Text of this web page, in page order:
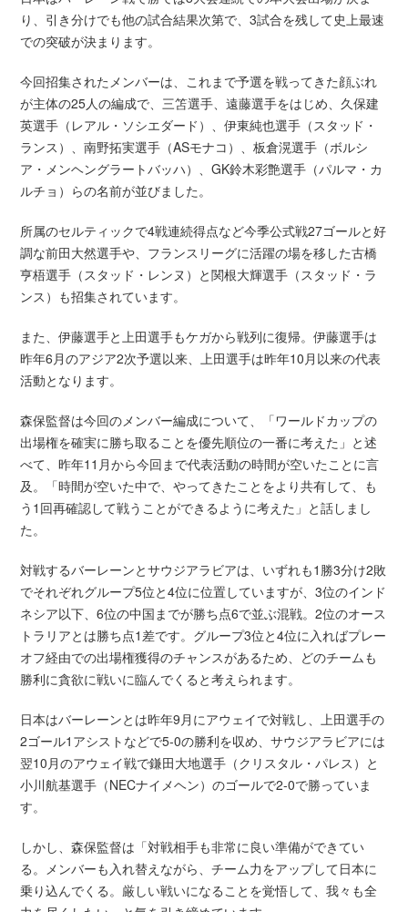
り、引き分けでも他の試合結果次第で、3試合を残して史上最速
での突破が決まります。
今回招集されたメンバーは、これまで予選を戦ってきた顔ぶれ
が主体の25人の編成で、三笘選手、遠藤選手をはじめ、久保建
英選手（レアル・ソシエダード）、伊東純也選手（スタッド・
ランス）、南野拓実選手（ASモナコ）、板倉滉選手（ボルシ
ア・メンヘングラートバッハ）、GK鈴木彩艶選手（パルマ・カ
ルチョ）らの名前が並びました。
所属のセルティックで4戦連続得点など今季公式戦27ゴールと好
調な前田大然選手や、フランスリーグに活躍の場を移した古橋
亨梧選手（スタッド・レンヌ）と関根大輝選手（スタッド・ラ
ンス）も招集されています。
また、伊藤選手と上田選手もケガから戦列に復帰。伊藤選手は
昨年6月のアジア2次予選以来、上田選手は昨年10月以来の代表
活動となります。
森保監督は今回のメンバー編成について、「ワールドカップの
出場権を確実に勝ち取ることを優先順位の一番に考えた」と述
べて、昨年11月から今回まで代表活動の時間が空いたことに言
及。「時間が空いた中で、やってきたことをより共有して、も
う1回再確認して戦うことができるように考えた」と話しまし
た。
対戦するバーレーンとサウジアラビアは、いずれも1勝3分け2敗
でそれぞれグループ5位と4位に位置していますが、3位のインド
ネシア以下、6位の中国までが勝ち点6で並ぶ混戦。2位のオース
トラリアとは勝ち点1差です。グループ3位と4位に入ればプレー
オフ経由での出場権獲得のチャンスがあるため、どのチームも
勝利に貪欲に戦いに臨んでくると考えられます。
日本はバーレーンとは昨年9月にアウェイで対戦し、上田選手の
2ゴール1アシストなどで5-0の勝利を収め、サウジアラビアには
翌10月のアウェイ戦で鎌田大地選手（クリスタル・パレス）と
小川航基選手（NECナイメヘン）のゴールで2-0で勝っていま
す。
しかし、森保監督は「対戦相手も非常に良い準備ができてい
る。メンバーも入れ替えながら、チーム力をアップして日本に
乗り込んでくる。厳しい戦いになることを覚悟して、我々も全